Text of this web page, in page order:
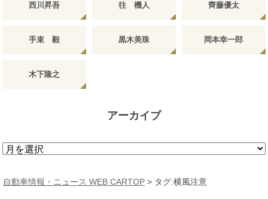
西川昇吾 往 機人 齊藤優太
手束 毅 黒木美珠 岡本幸一郎
木下隆之
アーカイブ
ア
カ
自動車情報・ニュース WEB CARTOP > タグ:横風注意